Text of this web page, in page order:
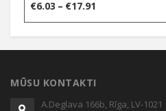
€6.03 – €17.91
range:
MŪSU KONTAKTI
A.Deglava 166b, Rīga, LV-1021